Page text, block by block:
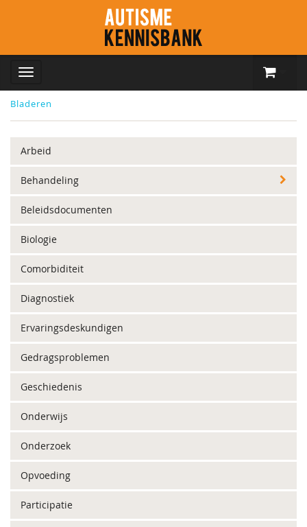
Bladeren
Arbeid
Behandeling
Beleidsdocumenten
Biologie
Comorbiditeit
Diagnostiek
Ervaringsdeskundigen
Gedragsproblemen
Geschiedenis
Onderwijs
Onderzoek
Opvoeding
Participatie